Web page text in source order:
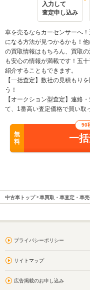
入力して
査定申し込み
車を売るならカーセンサーへ
になる方法が見つかるかも！
の買取情報はもちろん、買取
も安心の情報が満載です！五
紹介することもできます。
【一括査定】数社の見積もり
う！
【オークション型査定】連絡
て、1番高い査定価格で買い取
無
料
90
一
中古車トップ 車買取・車査定・車
プライバシーポリシー
サイトマップ
広告掲載のお申し込み